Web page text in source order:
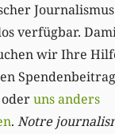
verfügbar.
wir Ihre
uns anders
. Notre